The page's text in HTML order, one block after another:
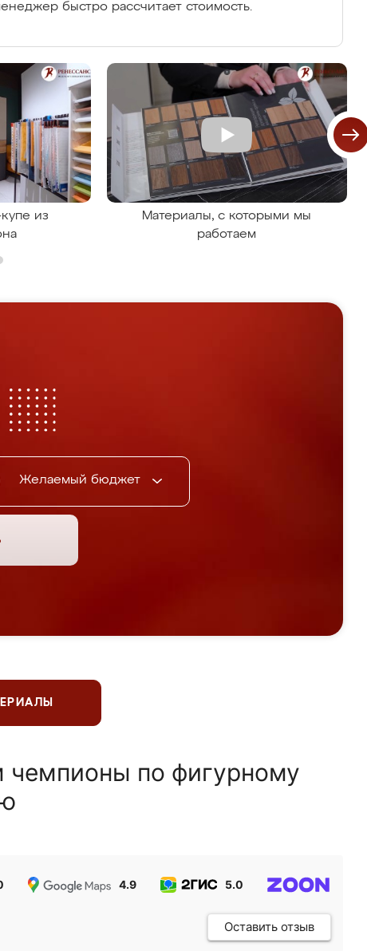
быстро рассчитает стоимость.
из
Материалы, с которыми мы
работаем
Желаемый бюджет
чемпионы по фигурному
4.9 5.0
Оставить отзыв